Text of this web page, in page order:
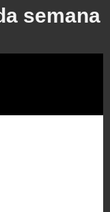
semana